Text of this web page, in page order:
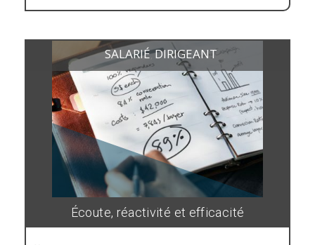
SALARIÉ,DIRIGEANT
Écoute, réactivité et efficacité